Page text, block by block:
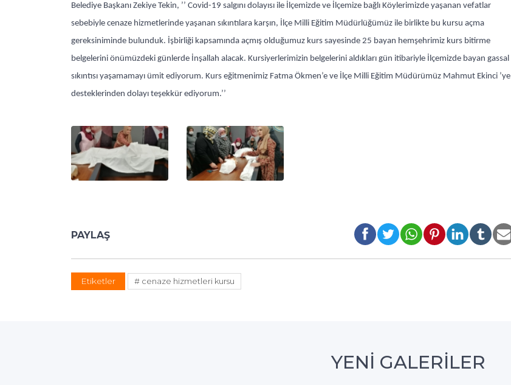
Belediye Başkanı Zekiye Tekin, ’’ Covid-19 salgını dolayısı ile İlçemizde ve İlçemize bağlı Köylerimizde yaşanan vefatlar
sebebiyle cenaze hizmetlerinde yaşanan sıkıntılara karşın, İlçe Milli Eğitim Müdürlüğümüz ile birlikte bu kursu açma
gereksiniminde bulunduk. İşbirliği kapsamında açmış olduğumuz kurs sayesinde 25 bayan hemşehrimiz kurs bitirme
belgelerini önümüzdeki günlerde İnşallah alacak. Kursiyerlerimizin belgelerini aldıkları gün itibariyle İlçemizde bayan gassal
sıkıntısı yaşamamayı ümit ediyorum. Kurs eğitmenimiz Fatma Ökmen’e ve İlçe Milli Eğitim Müdürümüz Mahmut Ekinci ’ye
desteklerinden dolayı teşekkür ediyorum.’’
PAYLAŞ
Etiketler # cenaze hizmetleri kursu
YENİ GALERİLER